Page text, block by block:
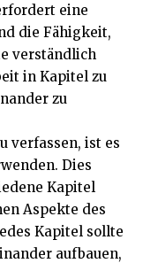
eine
die Fähigkeit,
verständlich
in Kapitel zu
zu
verfassen, ist es
Dies
Kapitel
Aspekte des
Kapitel sollte
aufbauen,